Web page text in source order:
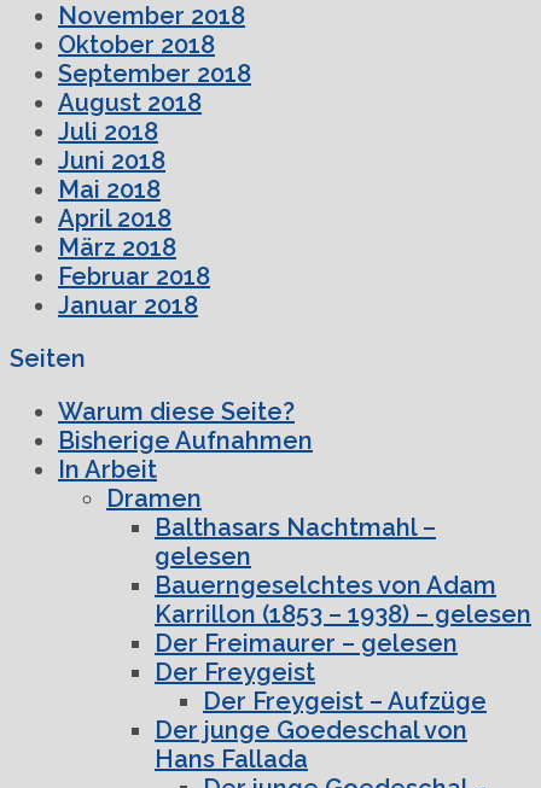
November 2018
Oktober 2018
September 2018
August 2018
Juli 2018
Juni 2018
Mai 2018
April 2018
März 2018
Februar 2018
Januar 2018
Seiten
Warum diese Seite?
Bisherige Aufnahmen
In Arbeit
Dramen
Balthasars Nachtmahl –
gelesen
Bauerngeselchtes von Adam
Karrillon (1853 – 1938) – gelesen
Der Freimaurer – gelesen
Der Freygeist
Der Freygeist – Aufzüge
Der junge Goedeschal von
Hans Fallada